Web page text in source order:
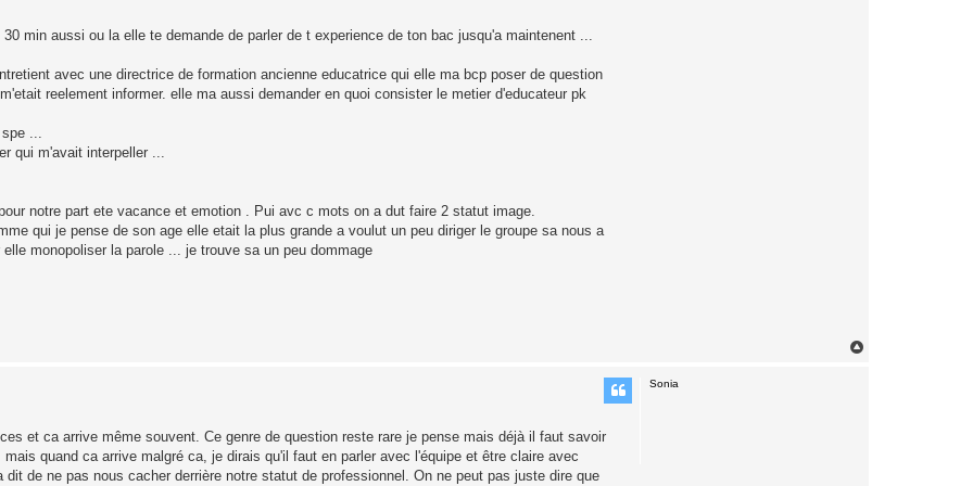
min aussi ou la elle te demande de parler de t experience de ton bac jusqu'a maintenent ...
avec une directrice de formation ancienne educatrice qui elle ma bcp poser de question
reelement informer. elle ma aussi demander en quoi consister le metier d'educateur pk
...
qui m'avait interpeller ...
notre part ete vacance et emotion . Pui avc c mots on a dut faire 2 statut image.
qui je pense de son age elle etait la plus grande a voulut un peu diriger le groupe sa nous a
monopoliser la parole ... je trouve sa un peu dommage
Sonia
et ca arrive même souvent. Ce genre de question reste rare je pense mais déjà il faut savoir
quand ca arrive malgré ca, je dirais qu'il faut en parler avec l'équipe et être claire avec
de ne pas nous cacher derrière notre statut de professionnel. On ne peut pas juste dire que